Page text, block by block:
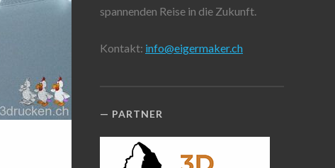
spannenden Reise in die Zukunft.
Kontakt: info@eigermaker.ch
PARTNER